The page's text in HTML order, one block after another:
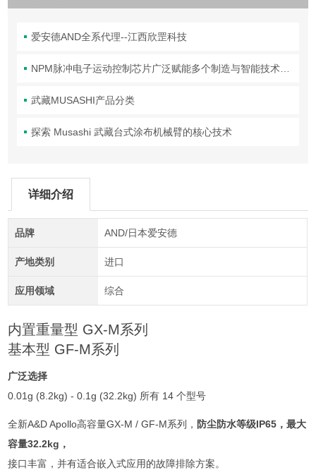
爱安德AND全系代理--江西欣罡科技
NPM脉冲电子运动控制芯片广泛赋能多个制造与智能技术领域
武藏MUSASHI产品分类
探索 Musashi 武藏台式涂布机械臂的核心技术
详细介绍
品牌 AND/日本爱安德
产地类别 进口
应用领域 综合
内置重量型 GX-M系列
基本型 GF-M系列
广泛选择
0.01g (8.2kg) - 0.1g (32.2kg) 所有 14 个型号
全新A&D Apollo高容量GX-M / GF-M系列， 防尘防水等级IP65，最大
容量32.2kg，
接口丰富，并有适合嵌入式应用的故障排除方案。